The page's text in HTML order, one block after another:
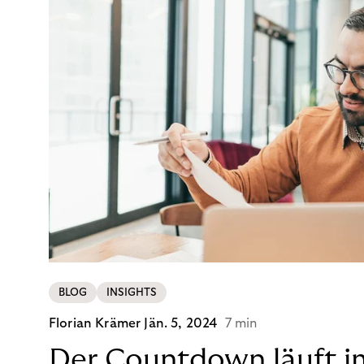
BLOG INSIGHTS
Florian Krämer Jän. 5, 2024 7 min